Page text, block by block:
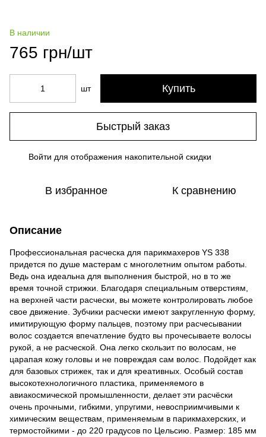
В наличии
765 грн/шт
шт Купить
Быстрый заказ
Войти для отображения накопительной скидки
В избранное К сравнению
Описание
Профессиональная расческа для парикмахеров YS 338
придется по душе мастерам с многолетним опытом работы.
Ведь она идеальна для выполнения быстрой, но в то же
время точной стрижки. Благодаря специальным отверстиям,
на верхней части расчески, вы можете контролировать любое
свое движение. Зубчики расчески имеют закругленную форму,
имитирующую форму пальцев, поэтому при расчесывании
волос создается впечатление будто вы прочесываете волосы
рукой, а не расческой. Она легко скользит по волосам, не
царапая кожу головы и не повреждая сам волос. Подойдет как
для базовых стрижек, так и для креативных. Особый состав
высокотехнологичного пластика, применяемого в
авиакосмической промышленности, делает эти расчёски
очень прочными, гибкими, упругими, невосприимчивыми к
химическим веществам, применяемым в парикмахерских, и
термостойкими - до 220 градусов по Цельсию. Размер: 185 мм